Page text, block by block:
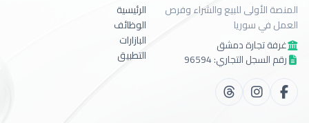
المنصة الأولى للبيع والشراء وفرص
العمل في سوريا
غرفة تجارة دمشق
رقم السجل التجاري: 96594
الرئيسية
الوظائف
البازارات
التطبيق